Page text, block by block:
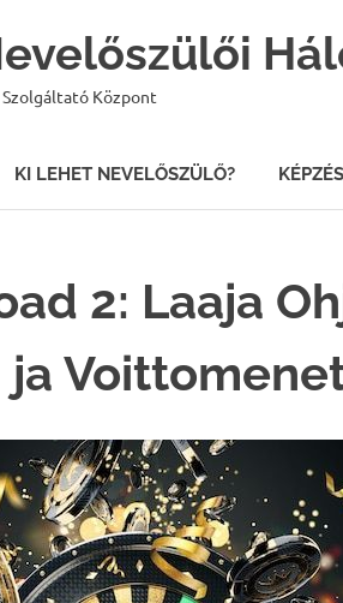
Központ
KI LEHET NEVELŐSZÜLŐ?
2: Laaja